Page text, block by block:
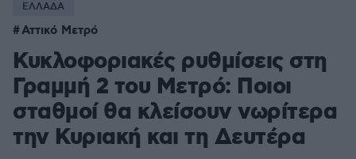
ΕΛΛΑΔΑ
Αττικό Μετρό
Κυκλοφοριακές ρυθμίσεις στη
Γραμμή 2 του Μετρό: Ποιοι
σταθμοί θα κλείσουν νωρίτερα
την Κυριακή και τη Δευτέρα